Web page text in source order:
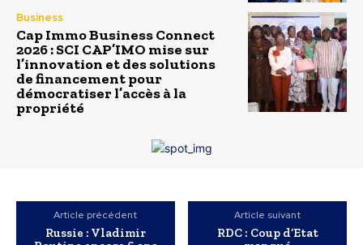
Business
Cap Immo Business Connect
2026 : SCI CAP’IMO mise sur
l’innovation et des solutions
de financement pour
démocratiser l’accès à la
propriété
Article précédent
Russie : Vladimir
Article suivant
RDC : Coup d’Etat